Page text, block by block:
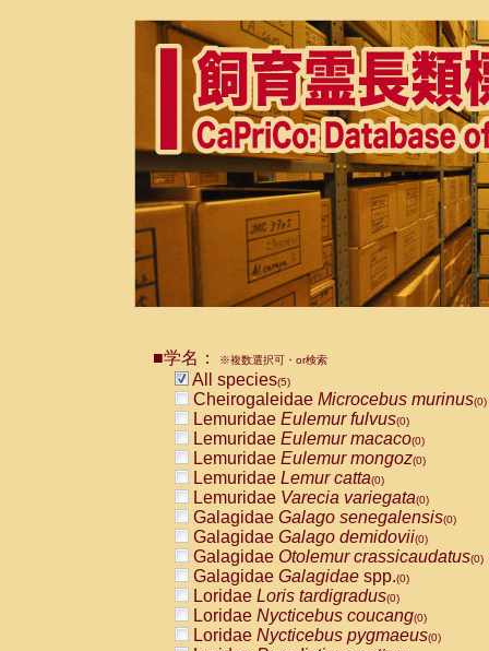
■学名： ※複数選択可・or検索
All species(5)
Cheirogaleidae Microcebus murinus(0)
Lemuridae Eulemur fulvus(0)
Lemuridae Eulemur macaco(0)
Lemuridae Eulemur mongoz(0)
Lemuridae Lemur catta(0)
Lemuridae Varecia variegata(0)
Galagidae Galago senegalensis(0)
Galagidae Galago demidovii(0)
Galagidae Otolemur crassicaudatus(0)
Galagidae Galagidae spp.(0)
Loridae Loris tardigradus(0)
Loridae Nycticebus coucang(0)
Loridae Nycticebus pygmaeus(0)